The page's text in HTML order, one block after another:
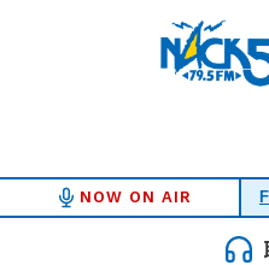
NOW ON AIR